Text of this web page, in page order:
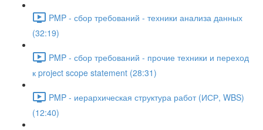
PMP - сбор требований - техники анализа данных
(32:19)
PMP - сбор требований - прочие техники и переход
к project scope statement (28:31)
PMP - иерархическая структура работ (ИСР, WBS)
(12:40)